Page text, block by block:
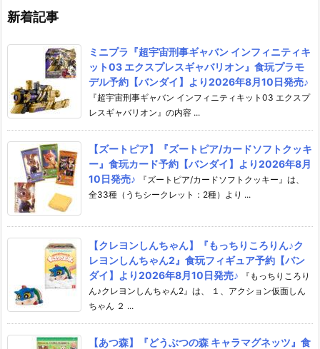
新着記事
ミニプラ『超宇宙刑事ギャバン インフィニティキ
ット03 エクスプレスギャバリオン』食玩プラモ
デル予約【バンダイ】より2026年8月10日発売♪
『超宇宙刑事ギャバン インフィニティキット03 エクスプ
レスギャバリオン』の内容 ...
【ズートピア】『ズートピア/カードソフトクッキ
ー』食玩カード予約【バンダイ】より2026年8月
10日発売♪
『ズートピア/カードソフトクッキー』は、
全33種（うちシークレット：2種）より ...
【クレヨンしんちゃん】『もっちりころりん♪ク
レヨンしんちゃん2』食玩フィギュア予約【バン
ダイ】より2026年8月10日発売♪
『もっちりころり
ん♪クレヨンしんちゃん2』は、 １、アクション仮面しん
ちゃん ２ ...
【あつ森】『どうぶつの森 キャラマグネッツ』食